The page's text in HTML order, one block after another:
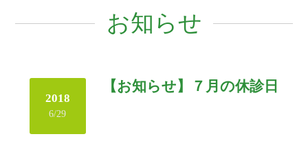
お知らせ
2018
6/29
【お知らせ】７月の休診日